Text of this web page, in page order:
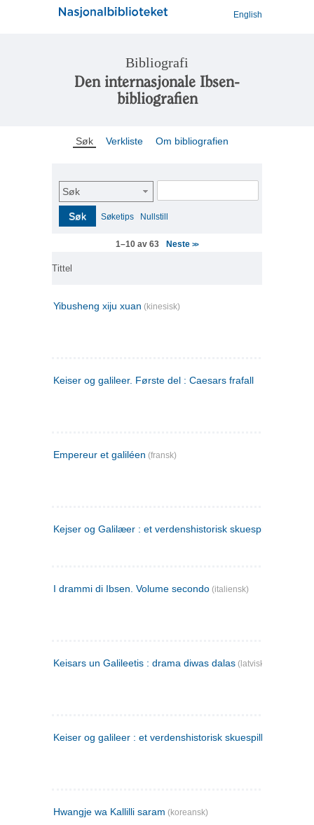
English
Bibliografi
Den internasjonale Ibsen-
bibliografien
Søk Verkliste Om bibliografien
Søk
Søk Søketips Nullstill
1–10 av 63 Neste>>
Tittel
Yibusheng xiju xuan (kinesisk)
Keiser og galileer. Første del : Caesars frafall
Empereur et galiléen (fransk)
Kejser og Galilæer : et verdenshistorisk skuespil
I drammi di Ibsen. Volume secondo (italiensk)
Keisars un Galileetis : drama diwas dalas (latvisk)
Keiser og galileer : et verdenshistorisk skuespill (1873)
Hwangje wa Kallilli saram (koreansk)